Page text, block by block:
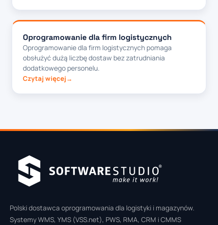
Oprogramowanie dla firm logistycznych
Oprogramowanie dla firm logistycznych pomaga
obsłużyć dużą liczbę dostaw bez zatrudniania
dodatkowego personelu.
Czytaj więcej
Polski dostawca oprogramowania dla logistyki i magazynów.
Systemy WMS, YMS (VSS.net), PWS, RMA, CRM i CMMS